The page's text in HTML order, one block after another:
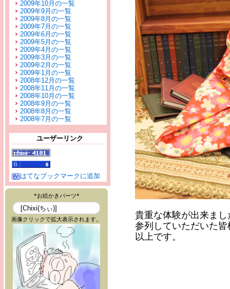
2009年10月の一覧
2009年9月の一覧
2009年8月の一覧
2009年7月の一覧
2009年6月の一覧
2009年5月の一覧
2009年4月の一覧
2009年3月の一覧
2009年2月の一覧
2009年1月の一覧
2008年12月の一覧
2008年11月の一覧
2008年10月の一覧
2008年9月の一覧
2008年8月の一覧
2008年7月の一覧
ユーザーリンク
はてなブックマークに追加
貴重な体験が出来まし
参列していただいた
以上です。